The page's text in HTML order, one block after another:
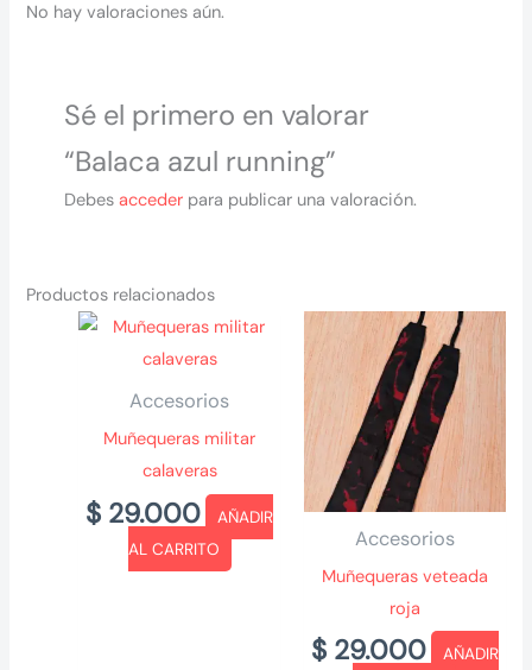
No hay valoraciones aún.
Sé el primero en valorar
“Balaca azul running”
Debes accederpara publicar una valoración.
Productos relacionados
Accesorios
Muñequeras militar
calaveras
$ 29.000
AÑADIR
AL CARRITO
Accesorios
Muñequeras veteada
roja
$29.000
AÑADIR